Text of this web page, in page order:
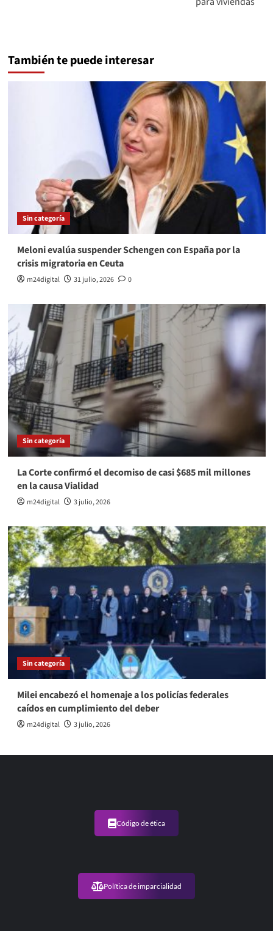
También te puede interesar
Sin categoría
Meloni evalúa suspender Schengen con España por la
crisis migratoria en Ceuta
m24digital 31 julio, 2026 0
Sin categoría
La Corte confirmó el decomiso de casi $685 mil millones
en la causa Vialidad
m24digital 3 julio, 2026
Sin categoría
Milei encabezó el homenaje a los policías federales
caídos en cumplimiento del deber
m24digital 3 julio, 2026
Código de ética
Política de imparcialidad